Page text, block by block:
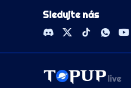
Sledujte nás